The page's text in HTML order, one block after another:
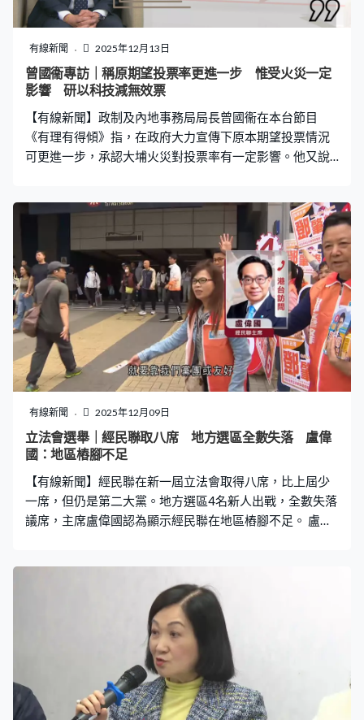
到會否調整三大界別議席佔比至「3、3、3」。曾國衞：
「整體設計亦是當初經過深思熟慮進行，目前見到是符合
當初的設定，既符合一國兩制方針，亦都大家是愛國愛港
人士，亦包羅不同範疇。我們覺得目前安排上，我們可以
繼續進行這方面工作。」 今次政府亦首次牽頭舉辦官方選
和鼓勵其他傳媒辦
有線新聞 2025年12月13日
曾國衞專訪｜稱原期望投票率更進一步 惟受火災一定
影響 研以科技減無效票
【有線新聞】政制及內地事務局局長曾國衞在本台節目
《有理有得傾》指，在政府大力宣傳下原本期望投票情況
可更進一步，承認大埔火災對投票率有一定影響。他又說
局局長曾國衞說，在災後沉重氣氛下，投票率令當局感到
欣慰，又說不應該與改制前的投票率比較。曾國衞：「有
些形容說史上第二最低，我覺得這不可以這樣去比較的。
始終以前的選舉，大家不要忘記，那時是在甚麼情況下，
是反中亂港份子仍然是透過一個不完善的選舉制度進入議
會。跟現在我們完善選舉制度之後有很大分別，我們現在
講求的是君子之爭，大家比政綱、拼實力。」 曾國衞：
「（如果沒有這場大火，你們做了這麼多事情，是不是期
望投票率會再高一點呢？）各界包括政府也好，候選人本
身的努力也好，整個選舉的氛圍非常好，的而且確我們期
望今次選舉的投票情況是會更進一步的。但是當然很不
幸，就出現了大埔的火災，這的確會造成一定的影響。」
今屆直選無效選票有4.1萬張、佔3.12%，無論是數量和比
所致。「有些情況就是，譬如我們一區
有線新聞 2025年12月09日
立法會選舉｜經民聯取八席 地方選區全數失落 盧偉
國：地區樁腳不足
【有線新聞】經民聯在新一屆立法會取得八席，比上屆少
一席，但仍是第二大黨。地方選區4名新人出戰，全數失落
議席，主席盧偉國認為顯示經民聯在地區樁腳不足。 盧偉
友好在那裡的樁腳支持。今次整個過程中，的確在這方面